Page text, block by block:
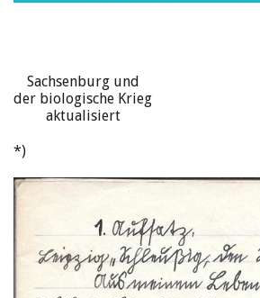
Sachsenburg und
der biologische Krieg
aktualisiert
*)